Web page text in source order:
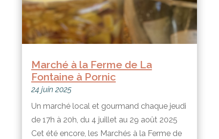
Marché à la Ferme de La
Fontaine à Pornic
24 juin 2025
Un marché local et gourmand chaque jeudi
de 17h à 20h, du 4 juillet au 29 août 2025
Cet été encore, les Marchés à la Ferme de